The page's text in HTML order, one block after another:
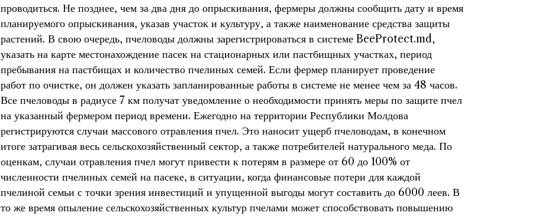
проводиться. Не позднее, чем за два дня до опрыскивания, фермеры должны сообщить дату и время
планируемого опрыскивания, указав участок и культуру, а также наименование средства защиты
растений. В свою очередь, пчеловоды должны зарегистрироваться в системе BeeProtect.md,
указать на карте местонахождение пасек на стационарных или пастбищных участках, период
пребывания на пастбищах и количество пчелиных семей. Если фермер планирует проведение
работ по очистке, он должен указать запланированные работы в системе не менее чем за 48 часов.
Все пчеловоды в радиусе 7 км получат уведомление о необходимости принять меры по защите пчел
на указанный фермером период времени. Ежегодно на территории Республики Молдова
регистрируются случаи массового отравления пчел. Это наносит ущерб пчеловодам, в конечном
итоге затрагивая весь сельскохозяйственный сектор, а также потребителей натурального меда. По
оценкам, случаи отравления пчел могут привести к потерям в размере от 60 до 100% от
численности пчелиных семей на пасеке, в ситуации, когда финансовые потери для каждой
пчелиной семьи с точки зрения инвестиций и упущенной выгоды могут составить до 6000 леев. В
то же время опыление сельскохозяйственных культур пчелами может способствовать повышению